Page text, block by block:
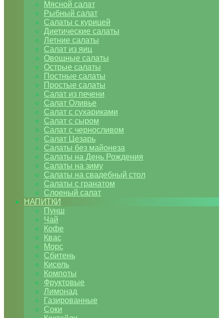
Мясной салат
Рыбный салат
Салаты с курицей
Диетические салаты
Летние салаты
Салат из яиц
Овощные салаты
Острые салаты
Постные салаты
Простые салаты
Салат из печени
Салат Оливье
Салат с сухариками
Салат с сыром
Салат с черносливом
Салат Цезарь
Салаты без майонеза
Салаты на День Рождения
Салаты на зиму
Салаты на свадебный стол
Салаты с гранатом
Слоеный салат
НАПИТКИ
Пунш
Чай
Кофе
Квас
Морс
Сбитень
Кисель
Компоты
Фруктовые
Лимонад
Газированные
Соки